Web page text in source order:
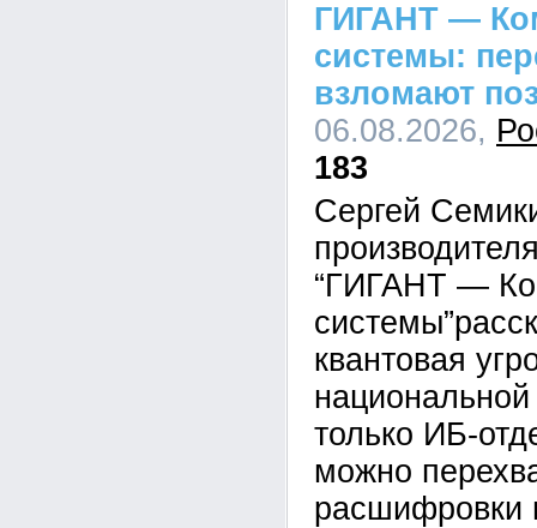
ГИГАНТ —
системы:
взломают
06.08.2026,
183
Сергей
“ГИГАНТ —
квантовая
только ИБ-
можно
расшифровки